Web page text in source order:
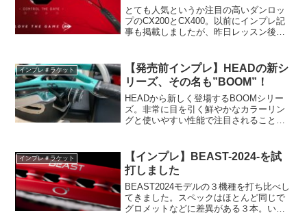
とても人気というか注目の高いダンロッ
プのCX200とCX400。以前にインプレ記
事も掲載しましたが、昨日レッスン後に
セッティングは次の通りです。レッスン
前に張って...
インプレ＃ラケット
【発売前インプレ】HEADの新シ
リーズ、その名も”BOOM”！
HEADから新しく登場するBOOMシリー
ズ。非常に目を引く鮮やかなカラーリン
グと使いやすい性能で注目されること間
つ非常にパワーがありオドロキました。
是非一度試してもらいたいシリーズで
す。かなり万人受けする気がします！
インプレ＃ラケット
【インプレ】BEAST-2024-を試
打しました
BEAST2024モデルの３機種を打ち比べし
てきました。スペックはほとんど同じで
グロメットなどに差異がある３本。いざ